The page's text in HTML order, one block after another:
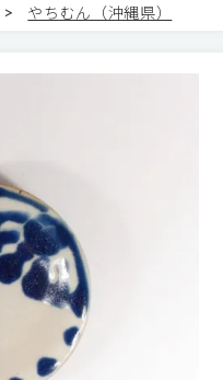
> やちむん（沖縄県）